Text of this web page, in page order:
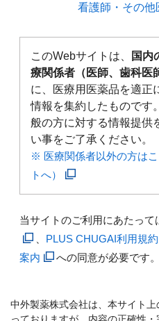
看護師・その
このWebサイトは、
国内
療関係者（医師、歯科医
に、医療用医薬品を適正
情報を集約したものです
般の方に対する情報提供
い事をご了承ください。
※ 医療関係者以外の方は
トへ）
当サイトのご利用にあたって
PLUS CHUGAI利用規約
案内
への同意が必要です。
中外製薬株式会社は、本サイト
っておりますが、内容の正確性